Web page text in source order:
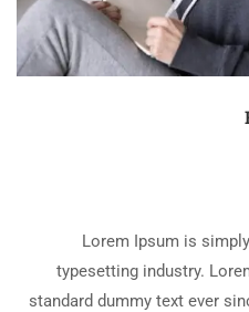
Lorem Ipsum is
typesetting industry.
standard dummy text ever